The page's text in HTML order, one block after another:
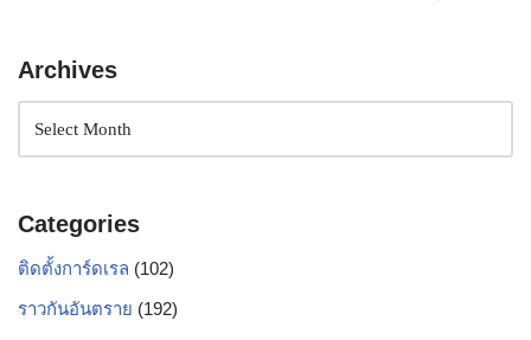
Archives
Categories
ติดตั้งการ์ดเรล (102)
ราวกันอันตราย (192)